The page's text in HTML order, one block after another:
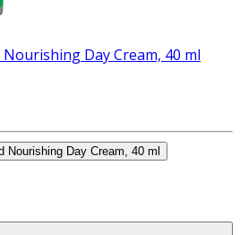
Nourishing Day Cream, 40 ml
Nourishing Day Cream, 40 ml